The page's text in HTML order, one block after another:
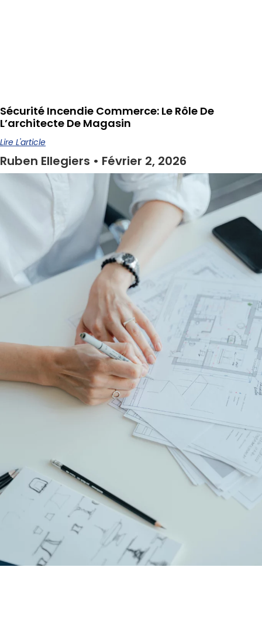
Sécurité Incendie Commerce: Le Rôle De
L’architecte De Magasin
Lire L'article
Ruben Ellegiers Février 2, 2026